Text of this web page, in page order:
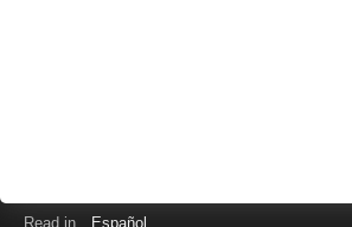
Read in Español